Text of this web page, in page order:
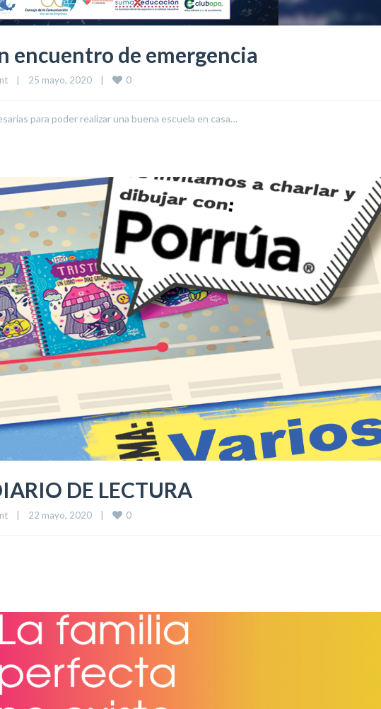
encuentro de emergencia
25 mayo, 2020 0
para poder realizar una buena escuela en casa…
DE LECTURA
22 mayo, 2020 0